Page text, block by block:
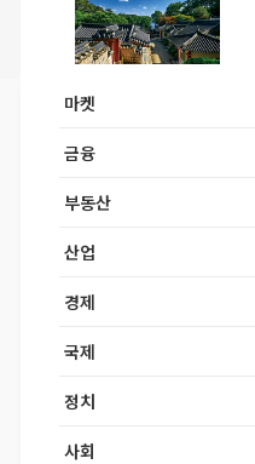
마켓
금융
부동산
산업
경제
국제
정치
사회